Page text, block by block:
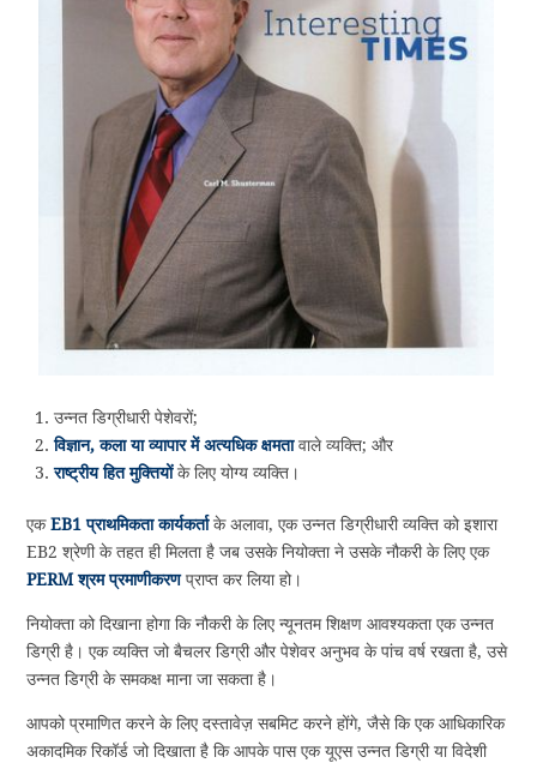
उन्नत डिग्रीधारी पेशेवरों;
विज्ञान, कला या व्यापार में अत्यधिक क्षमतावाले व्यक्ति; और
राष्ट्रीय हित मुक्तियोंके लिए योग्य व्यक्ति।
एकEB1 प्राथमिकता कार्यकर्ताके अलावा, एक उन्नत डिग्रीधारी व्यक्ति को इशारा
EB2 श्रेणी के तहत ही मिलता है जब उसके नियोक्ता ने उसके नौकरी के लिए एक
PERM श्रम प्रमाणीकरणप्राप्त कर लिया हो।
नियोक्ता को दिखाना होगा कि नौकरी के लिए न्यूनतम शिक्षण आवश्यकता एक उन्नत
डिग्री है। एक व्यक्ति जो बैचलर डिग्री और पेशेवर अनुभव के पांच वर्ष रखता है, उसे
उन्नत डिग्री के समकक्ष माना जा सकता है।
आपको प्रमाणित करने के लिए दस्तावेज़ सबमिट करने होंगे, जैसे कि एक आधिकारिक
अकादमिक रिकॉर्ड जो दिखाता है कि आपके पास एक यूएस उन्नत डिग्री या विदेशी